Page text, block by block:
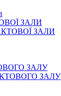
ЗАЛИ
ЗАЛИ
ЗАЛУ
ЗАЛУ